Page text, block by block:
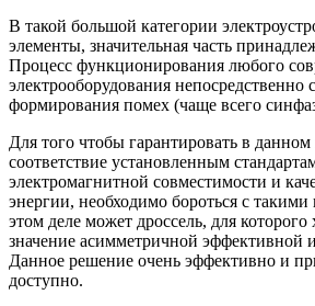
В такой большой категории
элементы, значительная часть
Процесс функционирования любого
электрооборудования непосредственно
формирования помех (чаще всего
Для того чтобы гарантировать в
соответствие установленным
электромагнитной совместимости и
энергии, необходимо бороться с
этом деле может дроссель, для которого
значение асимметричной эффективной
Данное решение очень эффективно и
доступно.